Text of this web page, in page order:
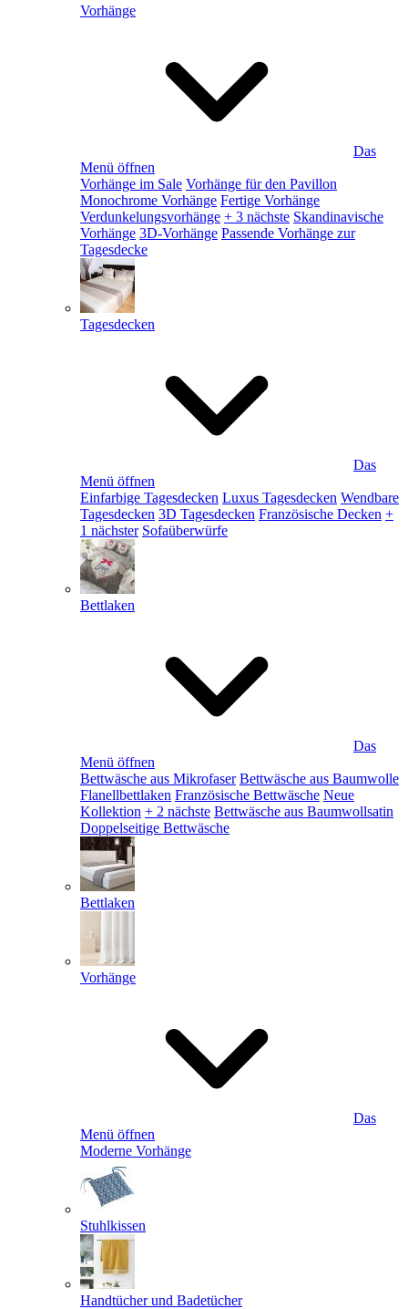
Vorhänge
Das
Menü öffnen
Vorhänge im Sale Vorhänge für den Pavillon
Monochrome Vorhänge Fertige Vorhänge
Verdunkelungsvorhänge + 3 nächste Skandinavische
Vorhänge 3D-Vorhänge Passende Vorhänge zur
Tagesdecke
Tagesdecken
Das
Menü öffnen
Einfarbige Tagesdecken Luxus Tagesdecken Wendbare
Tagesdecken 3D Tagesdecken Französische Decken +
1 nächster Sofaüberwürfe
Bettlaken
Das
Menü öffnen
Bettwäsche aus Mikrofaser Bettwäsche aus Baumwolle
Flanellbettlaken Französische Bettwäsche Neue
Kollektion + 2 nächste Bettwäsche aus Baumwollsatin
Doppelseitige Bettwäsche
Bettlaken
Vorhänge
Das
Menü öffnen
Moderne Vorhänge
Stuhlkissen
Handtücher und Badetücher